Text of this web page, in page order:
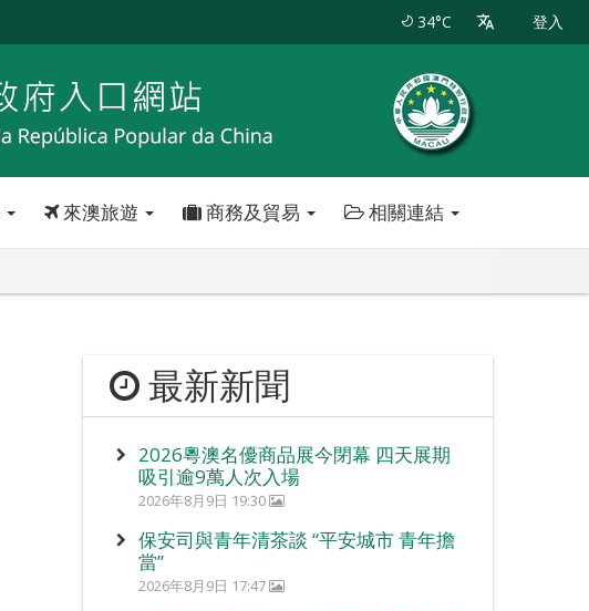
34°C 登入
來澳旅遊 商務及貿易 相關連結
最新新聞
2026粵澳名優商品展今閉幕 四天展期
吸引逾9萬人次入場
2026年8月9日 19:30
保安司與青年清茶談 “平安城市 青年擔
當”
2026年8月9日 17:47